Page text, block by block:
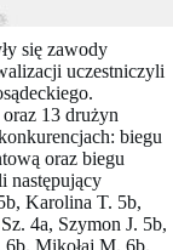
się zawody
uczestniczyli
13 drużyn
biegu
oraz biegu
następujący
Karolina T. 5b,
4a, Szymon J. 5b,
Mikołaj M. 6b.